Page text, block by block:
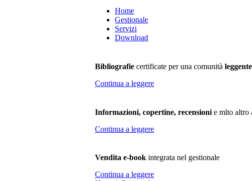
Home
Gestionale
Servizi
Download
Bibliografie certificate per una comunità leggente
Continua a leggere
Informazioni, copertine, recensioni e mlto altro
Continua a leggere
Vendita e-book integrata nel gestionale
Continua a leggere